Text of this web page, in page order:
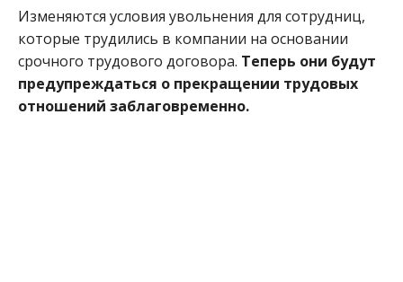
Изменяются условия увольнения для сотрудниц,
которые трудились в компании на основании
срочного трудового договора. Теперь они будут
предупреждаться о прекращении трудовых
отношений заблаговременно.